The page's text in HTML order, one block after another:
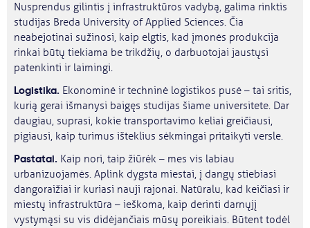
Nusprendus gilintis į infrastruktūros vadybą, galima rinktis
studijas Breda University of Applied Sciences. Čia
neabejotinai sužinosi, kaip elgtis, kad įmonės produkcija
rinkai būtų tiekiama be trikdžių, o darbuotojai jaustųsi
patenkinti ir laimingi.
Logistika. Ekonominė ir techninė logistikos pusė – tai sritis,
kurią gerai išmanysi baigęs studijas šiame universitete. Dar
daugiau, suprasi, kokie transportavimo keliai greičiausi,
pigiausi, kaip turimus išteklius sėkmingai pritaikyti versle.
Pastatai. Kaip nori, taip žiūrėk – mes vis labiau
urbanizuojamės. Aplink dygsta miestai, į dangų stiebiasi
dangoraižiai ir kuriasi nauji rajonai. Natūralu, kad keičiasi ir
miestų infrastruktūra – ieškoma, kaip derinti darnųjį
vystymąsi su vis didėjančiais mūsų poreikiais. Būtent todėl